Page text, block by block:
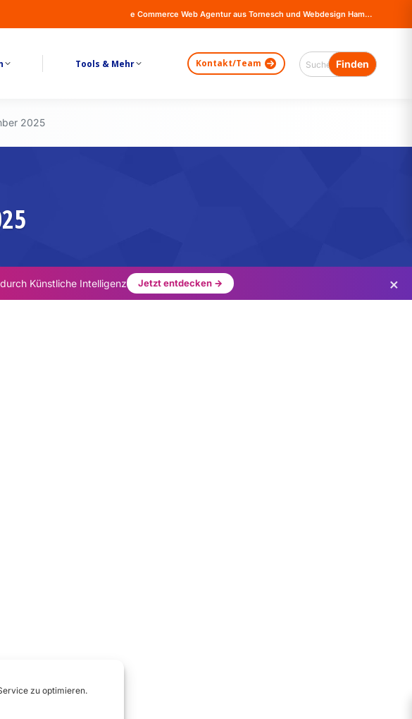
zu optimieren.
e Commerce Web Agentur aus Tornesch und Webdesign Hamburg - Online Shops, Firma Website Erstellung - Magento - Wordpress - WooCommerce
Tools & Mehr Kontakt/Team
2025
Künstliche Intelligenz Jetzt entdecken → ×